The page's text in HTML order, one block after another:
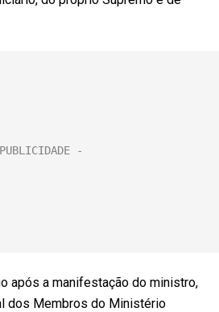
após a manifestação do ministro,
dos Membros do Ministério